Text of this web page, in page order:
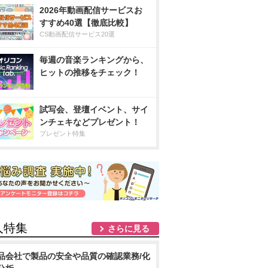
2026年動画配信サービスお
すすめ40選【徹底比較】
CS動画配信サービス20選
毎週の音楽ランキングから、
ヒットの推移をチェック！
試写会、登壇イベント、サイ
ンチェキなどプレゼント！
プレゼント特集
特集 さらに見る
会社で製品の安全や品質の確認業務/化